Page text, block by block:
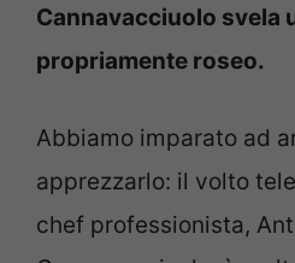
Cannavacciuolo svela
propriamente roseo.
Abbiamo imparato ad
apprezzarlo: il volto
chef professionista,